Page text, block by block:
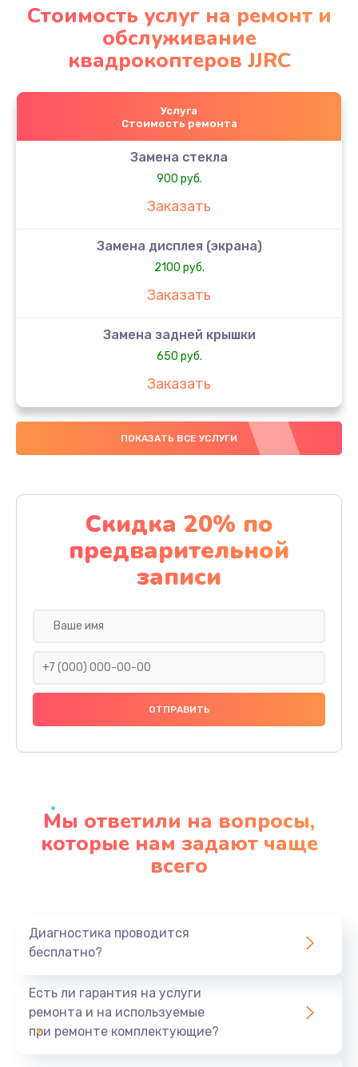
Стоимость услуг на ремонт и
обслуживание
квадрокоптеров JJRC
Услуга
Стоимость ремонта
Замена стекла
900 руб.
Заказать
Замена дисплея (экрана)
2100 руб.
Заказать
Замена задней крышки
650 руб.
Заказать
Замена аккумулятора
4000 руб.
Замена материнской платы
1100 руб.
Заказать
Замена праймера
1000 руб.
Заказать
Профилактическая чистка
Заказать
ПОКАЗАТЬ ВСЕ УСЛУГИ
Скидка 20% по
предварительной
записи
Мы ответили на вопросы,
которые нам задают чаще
всего
Диагностика проводится
бесплатно?
Есть ли гарантия на услуги
ремонта и на используемые
при ремонте комплектующие?